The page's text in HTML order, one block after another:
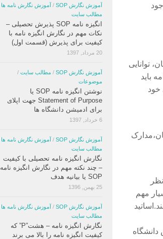
توانایی
باید
خود
مهم
دانشگاه
آموزش نگارش SOP / آموزش نگارش نامه ها
مطالب سایت
انگیزه نامه SOP پذیرش تحصیلی –
نکات مهم در نگارش انگیزه نامه با
کیفیت برای پذیرش (قسمت اول)
20 مرداد, 1397
آموزش نگارش SOP / مطالب سایت /
موضوعات
نوشتن انگیزه نامه SOP یا
Statement of Purpose جهت اپلای
برای ادمیشن دانشگاه ها
6 خرداد, 1397
آموزش نگارش SOP / آموزش نگارش نامه ها
مطالب سایت
نگارش انگیزه نامه تحصیلی با کیفیت
– چند نکته مهم در نگارش انگیزه نامه
SOP یا بیانیه هدف
25 بهمن, 1396
آموزش نگارش SOP / آموزش نگارش نامه ها
مطالب سایت
نگارش انگیزه نامه – هشت”P” که
کیفیت انگیزه نامه را بالا می برند